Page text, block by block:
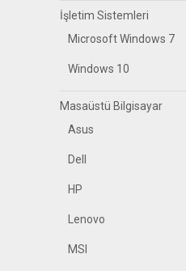
İşletim Sistemleri
Microsoft Windows 7
Windows 10
Masaüstü Bilgisayar
Asus
Dell
HP
Lenovo
MSI